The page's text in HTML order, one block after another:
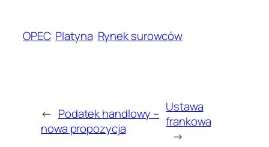
OPEC Platyna Rynek surowców
← Podatek handlowy –
nowa propozycja
Ustawa
frankowa
→